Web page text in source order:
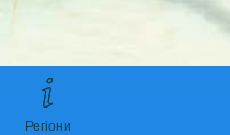
Регіони